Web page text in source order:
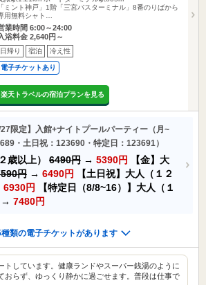
「ミント神戸」1階「三宮バスターミナル」8番のりばから
用無料シャト…
業時間 6:00～24:00
浴料金 2,640円～
日帰り 宿泊 冷え性
電子チケットあり
楽天トラベルの宿泊プランを見る
27限定】入館+ナイトプールパーティー（月~
・土日祝：123690・特定日：123691）
歳以上） 6490円 → 5390円
【金】大
円 → 6490円
【土日祝】大人（１２
6930円
【特定日（8/8~16）】大人（１
→ 7480円
類の電子チケットがあります
トしています。健康ランドやスーパー銭湯のように
おらず、ゆっくり静かに過ごせます。普段は仕事で